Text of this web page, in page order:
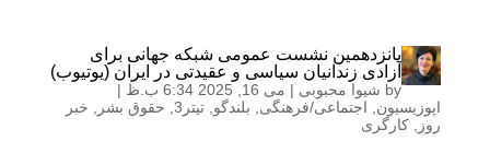
پانزدهمین نشست عمومی شبکه جهانی برای
آزادی زندانیان سیاسی و عقیدتی در ایران (یوتیوب)
by شیوا محبوبی | می 16, 2025 6:34 ب.ظ
|
اپوزیسیون
اجتماعی/فرهنگی بلندگو تیتر3 , حقوق بشر
خبر
روز
کارگری